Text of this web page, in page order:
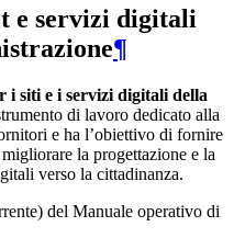
e servizi digitali
¶
i siti e i servizi digitali della
di lavoro dedicato alla
e ha l’obiettivo di fornire
la progettazione e la
verso la cittadinanza.
del Manuale operativo di